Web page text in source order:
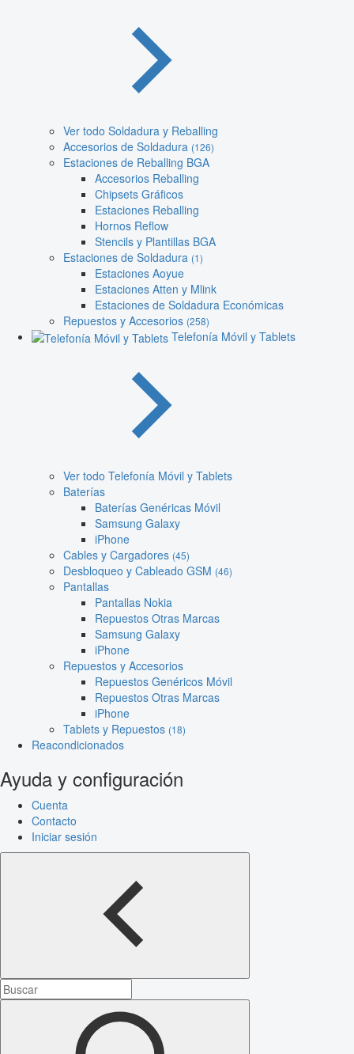
Ver todo Soldadura y Reballing
Accesorios de Soldadura (126)
Estaciones de Reballing BGA
Accesorios Reballing
Chipsets Gráficos
Estaciones Reballing
Hornos Reflow
Stencils y Plantillas BGA
Estaciones de Soldadura (1)
Estaciones Aoyue
Estaciones Atten y Mlink
Estaciones de Soldadura Económicas
Repuestos y Accesorios (258)
Telefonía Móvil y Tablets
Ver todo Telefonía Móvil y Tablets
Baterías
Baterías Genéricas Móvil
Samsung Galaxy
iPhone
Cables y Cargadores (45)
Desbloqueo y Cableado GSM (46)
Pantallas
Pantallas Nokia
Repuestos Otras Marcas
Samsung Galaxy
iPhone
Repuestos y Accesorios
Repuestos Genéricos Móvil
Repuestos Otras Marcas
iPhone
Tablets y Repuestos (18)
Reacondicionados
Ayuda y configuración
Cuenta
Contacto
Iniciar sesión